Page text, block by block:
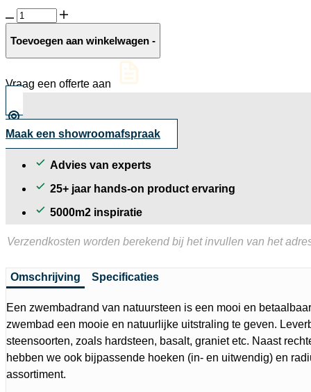
Nature
grey
zwembadrandtegel
Toevoegen aan winkelwagen -
Vraag een offerte aan
Maak een showroomafspraak
Advies van experts
25+ jaar hands-on product ervaring
5000m2 inspiratie
Verzendkosten worden berekend bij het invullen van het
Omschrijving Specificaties
Een zwembadrand van natuursteen is een mooi en
zwembad een mooie en natuurlijke uitstraling te geven.
steensoorten, zoals hardsteen, basalt, graniet etc. Naast
hebben we ook bijpassende hoeken (in- en uitwendig) en
assortiment.